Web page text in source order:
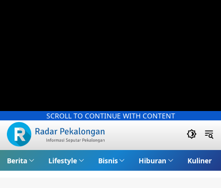
SCROLL TO CONTINUE WITH CONTENT
Berita Lifestyle Bisnis Hiburan Kuliner